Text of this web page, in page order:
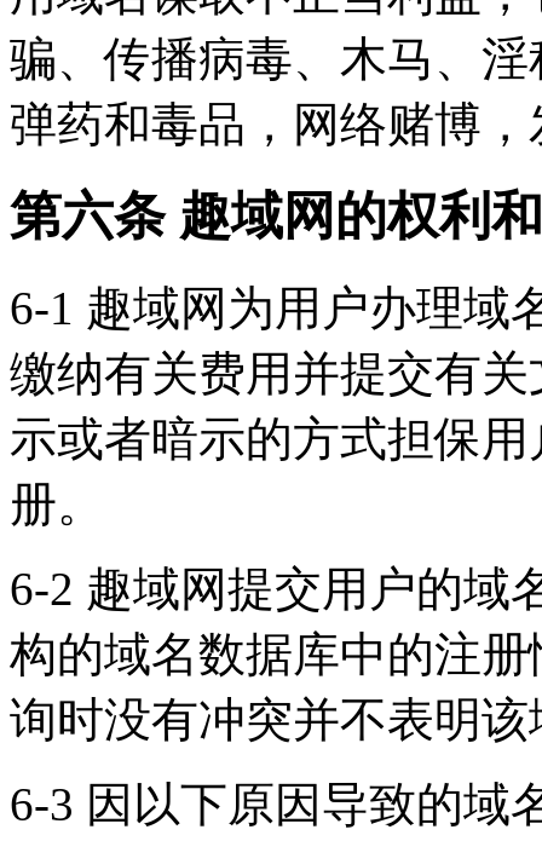
骗、传播病毒、木马、
弹药和毒品，网络赌博
第六条 趣域网的权利
6-1 趣域网为用户办理域
缴纳有关费用并提交有
示或者暗示的方式担保
册。
6-2 趣域网提交用户的域
构的域名数据库中的注
询时没有冲突并不表明
6-3 因以下原因导致的域